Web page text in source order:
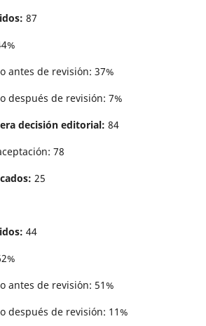
87
de revisi´on: 37%
de revisión: 7%
decisión editorial: 84
78
25
44
de revisi´on: 51%
de revisión: 11%